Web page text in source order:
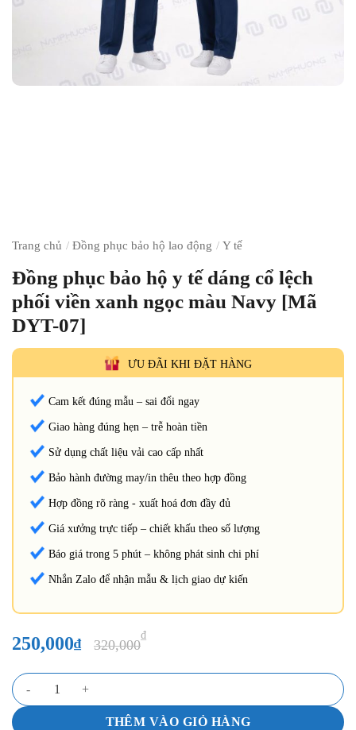
Trang chủ / Đồng phục bảo hộ lao động / Y tế
Đồng phục bảo hộ y tế dáng cổ lệch
phối viền xanh ngọc màu Navy [Mã
DYT-07]
ƯU ĐÃI KHI ĐẶT HÀNG
Cam kết đúng mẫu – sai đổi ngay
Giao hàng đúng hẹn – trễ hoàn tiền
Sử dụng chất liệu vải cao cấp nhất
Bảo hành đường may/in thêu theo hợp đồng
Hợp đồng rõ ràng - xuất hoá đơn đầy đủ
Giá xưởng trực tiếp – chiết khấu theo số lượng
Báo giá trong 5 phút – không phát sinh chi phí
Nhắn Zalo để nhận mẫu & lịch giao dự kiến
250,000₫ 320,000
₫
Đồng phục bảo hộ y tế dáng cổ lệch phối viền xanh ngọc màu Navy
THÊM VÀO GIỎ HÀNG